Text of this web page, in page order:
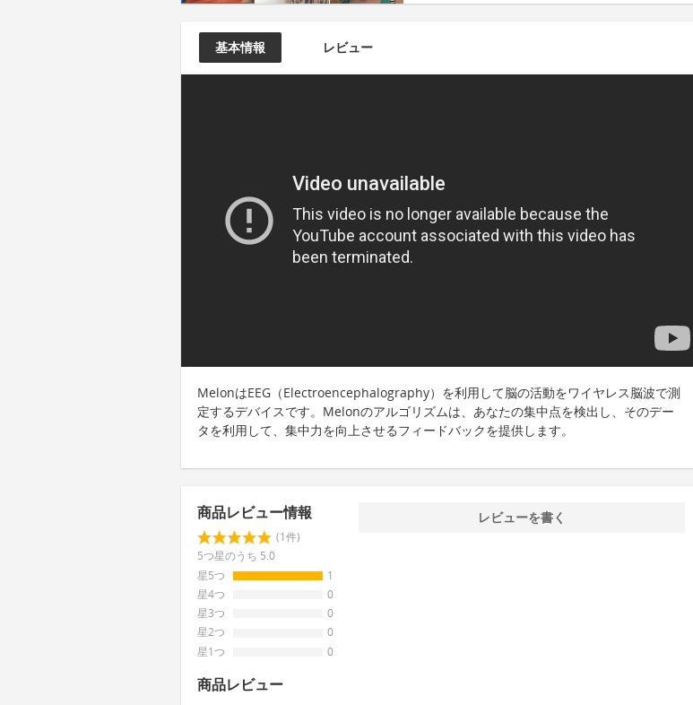
基本情報 レビュー
MelonはEEG（Electroencephalography）を利用して脳の活動をワイヤレス脳波で測
定するデバイスです。Melonのアルゴリズムは、あなたの集中点を検出し、そのデー
タを利用して、集中力を向上させるフィードバックを提供します。
商品レビュー情報
(1件)
5つ星のうち 5.0
星5つ
1
星4つ
0
星3つ
0
星2つ
0
星1つ
0
レビューを書く
商品レビュー